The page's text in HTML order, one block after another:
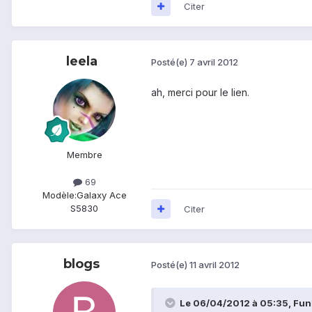
Citer
leela
Membre
69
Modèle:Galaxy Ace
S5830
Posté(e) 7 avril 2012
ah, merci pour le lien.
Citer
blogs Posté(e) 11 avril 2012
Le 06/04/2012 à 05:35,